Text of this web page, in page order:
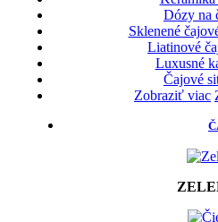
Dózy na
Sklenené
Liatinové
Luxusné
Čajové
Zobraziť viac